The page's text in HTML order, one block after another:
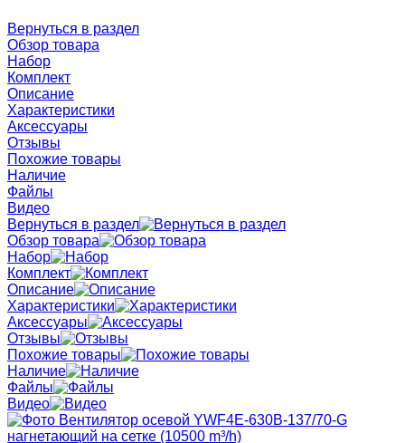
Вернуться в раздел
Обзор товара
Набор
Комплект
Описание
Характеристики
Аксессуары
Отзывы
Похожие товары
Наличие
Файлы
Видео
Вернуться в раздел
Обзор товара
Набор
Комплект
Описание
Характеристики
Аксессуары
Отзывы
Похожие товары
Наличие
Файлы
Видео